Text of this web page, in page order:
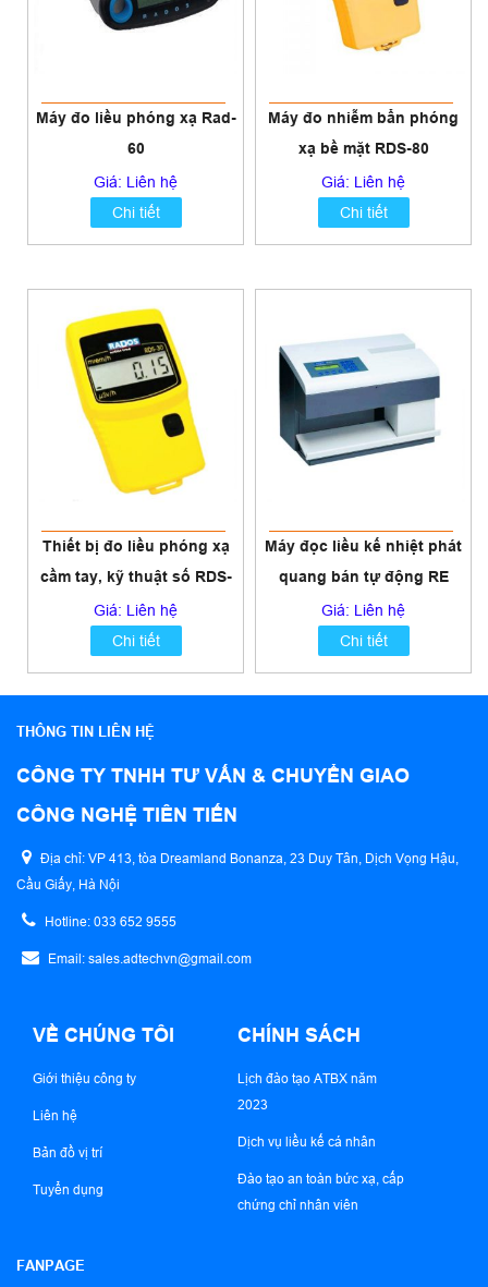
Máy đo liều phóng xạ Rad-
60
Giá: Liên hệ
Chi tiết
Máy đo nhiễm bẩn phóng
xạ bề mặt RDS-80
Giá: Liên hệ
Chi tiết
Thiết bị đo liều phóng xạ
cầm tay, kỹ thuật số RDS-
30
Giá: Liên hệ
Chi tiết
Máy đọc liều kế nhiệt phát
quang bán tự động RE
2000S
Giá: Liên hệ
Chi tiết
THÔNG TIN LIÊN HỆ
CÔNG TY TNHH TƯ VẤN & CHUYỂN GIAO
CÔNG NGHỆ TIÊN TIẾN
Địa chỉ: VP 413, tòa Dreamland Bonanza, 23 Duy Tân, Dịch Vọng Hậu,
Cầu Giấy, Hà Nội
Hotline: 033 652 9555
Email: sales.adtechvn@gmail.com
VỀ CHÚNG TÔI
Giới thiệu công ty
Liên hệ
Bản đồ vị trí
Tuyển dụng
CHÍNH SÁCH
Lịch đào tạo ATBX năm
2023
Dịch vụ liều kế cá nhân
Đào tạo an toàn bức xạ, cấp
chứng chỉ nhân viên
FANPAGE